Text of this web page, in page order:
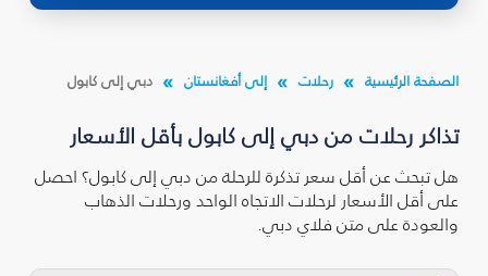
الصفحة الرئيسية رحلات إلى أفغانستان دبي إلى كابول
تذاكر رحلات من دبي إلى كابول بأقل الأسعار
هل تبحث عن أقل سعر تذكرة للرحلة من دبي إلى كابول؟ احصل
على أقل الأسعار لرحلات الاتجاه الواحد ورحلات الذهاب
والعودة على متن فلاي دبي.